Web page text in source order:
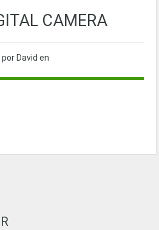
CAMERA
por David en